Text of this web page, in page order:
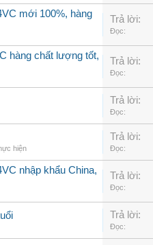
mới 100%, hàng
Trả lời:
Đọc:
hàng chất lượng tốt,
Trả lời:
Đọc:
Trả lời:
Đọc:
hiện
Trả lời:
Đọc:
nhập khẩu China,
Trả lời:
Đọc:
Trả lời:
Đọc: